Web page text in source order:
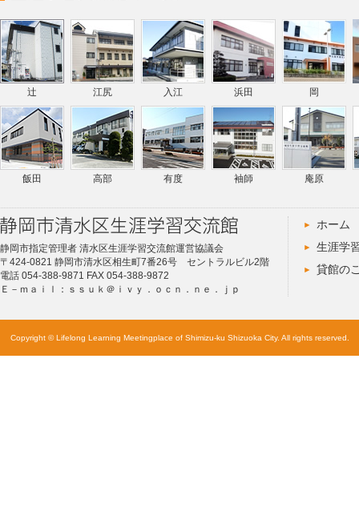
辻 江尻 入江 浜田 岡
飯田 高部 有度 袖師 庵原
静岡市指定管理者 清水区生涯学習交流館運営協議会
〒424-0821 静岡市清水区相生町7番26号 セントラルビル2階
電話 054-388-9871 FAX 054-388-9872
Ｅ－ｍａｉｌ：ｓｓｕｋ＠ｉｖｙ．ｏｃｎ．ｎｅ．ｊｐ
ホーム
生涯学
貸館の
Copyright © Lifelong Learning Meetingplace of Shimizu-ku Shizuoka City. All rights reserved.